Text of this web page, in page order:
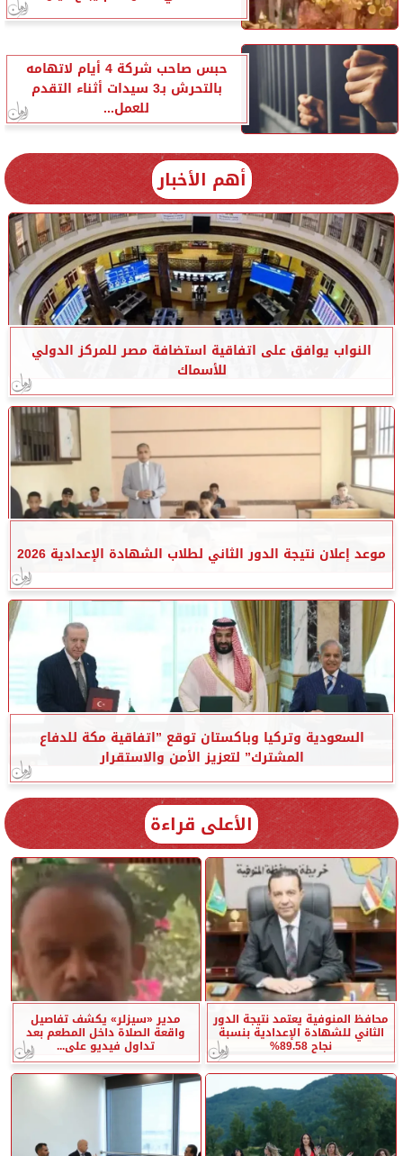
حبس صاحب شركة 4 أيام لاتهامه
بالتحرش بـ3 سيدات أثناء التقدم
للعمل...
أهم الأخبار
النواب يوافق على اتفاقية استضافة مصر للمركز الدولي
للأسماك
موعد إعلان نتيجة الدور الثاني لطلاب الشهادة الإعدادية 2026
السعودية وتركيا وباكستان توقع ”اتفاقية مكة للدفاع
المشترك” لتعزيز الأمن والاستقرار
الأعلى قراءة
محافظ المنوفية يعتمد نتيجة الدور
الثاني للشهادة الإعدادية بنسبة
نجاح 89.58%
مدير «سيزلر» يكشف تفاصيل
واقعة الصلاة داخل المطعم بعد
تداول فيديو على...